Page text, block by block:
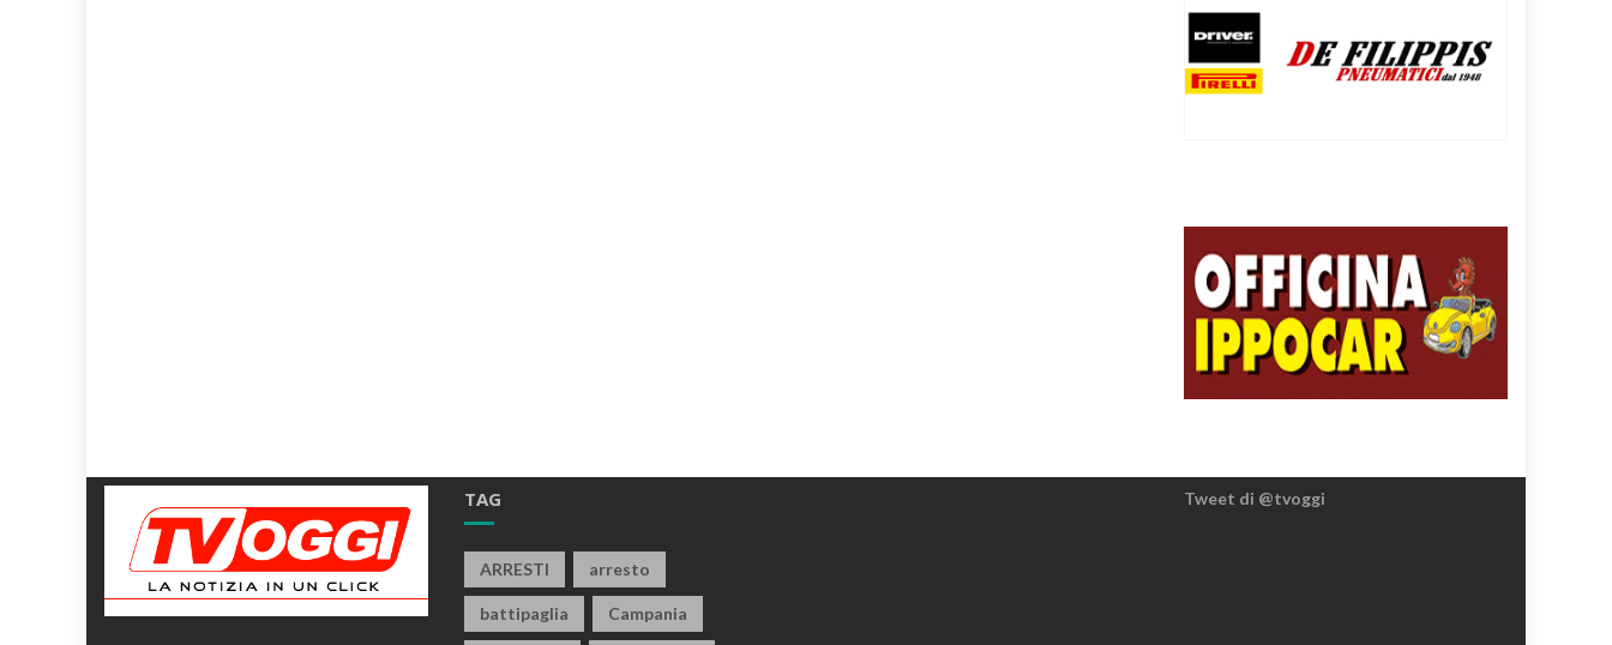
TAG
ARRESTI arresto
battipaglia Campania
Tweet di @tvoggi